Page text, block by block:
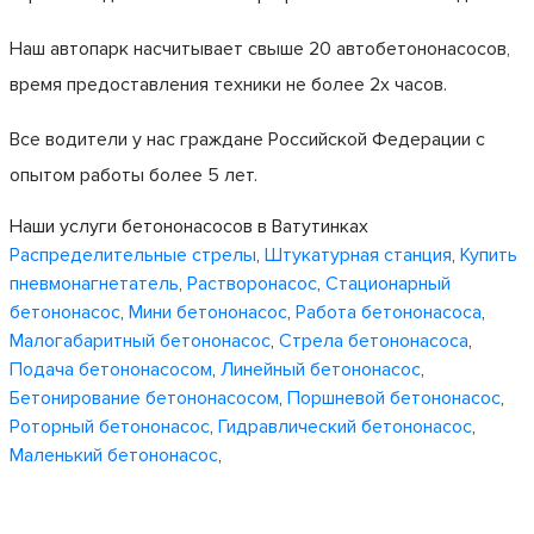
Наш автопарк насчитывает свыше 20 автобетононасосов,
время предоставления техники не более 2х часов.
Все водители у нас граждане Российской Федерации с
опытом работы более 5 лет.
Наши услуги бетононасосов в Ватутинках
Распределительные стрелы, Штукатурная станция, Купить
пневмонагнетатель, Растворонасос, Стационарный
бетононасос, Мини бетононасос, Работа бетононасоса,
Малогабаритный бетононасос, Стрела бетононасоса,
Подача бетононасосом, Линейный бетононасос,
Бетонирование бетононасосом, Поршневой бетононасос,
Роторный бетононасос, Гидравлический бетононасос,
Маленький бетононасос,